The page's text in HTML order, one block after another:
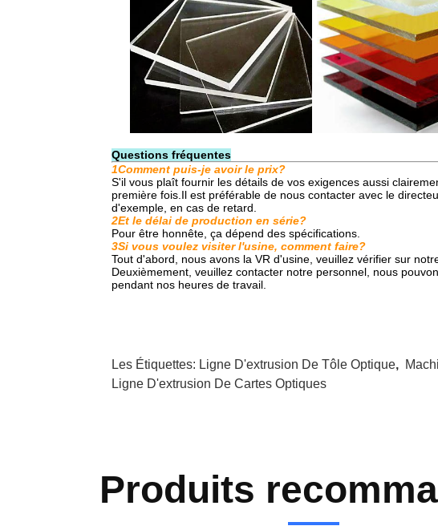
Questions fréquentes
1Comment puis-je avoir le prix?
S'il vous plaît fournir les détails de vos exigences aussi
première fois.Il est préférable de nous contacter avec le
d'exemple, en cas de retard.
2Et le délai de production en série?
Pour être honnête, ça dépend des spécifications.
3Si vous voulez visiter l'usine, comment faire?
Tout d'abord, nous avons la VR d'usine, veuillez vérifier sur
Deuxièmement, veuillez contacter notre personnel, nous
pendant nos heures de travail.
Les Étiquettes: Ligne D'extrusion De Tôle Optique,
Ligne D'extrusion De Cartes Optiques
Produits